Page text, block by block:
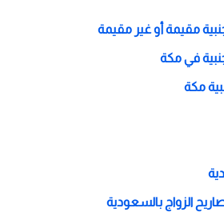
مقيمة أو غير مقيمة
في مكة
مكة
الزواج بالسعودية